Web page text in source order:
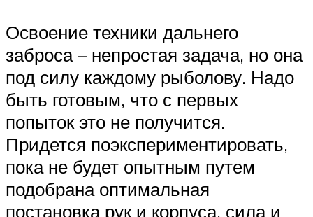
Освоение техники дальнего
заброса – непростая задача, но она
под силу каждому рыболову. Надо
быть готовым, что с первых
попыток это не получится.
Придется поэкспериментировать,
пока не будет опытным путем
подобрана оптимальная
постановка рук и корпуса, сила и